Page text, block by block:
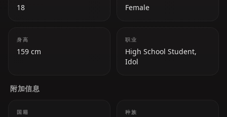
18 Female
身高
159 cm
职业
High School Student,
Idol
附加信息
国籍 种族